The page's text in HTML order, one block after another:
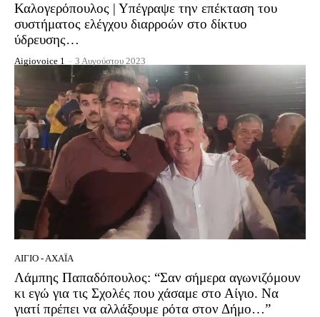
Καλογερόπουλος | Υπέγραψε την επέκταση του
συστήματος ελέγχου διαρροών στο δίκτυο
ύδρευσης…
Aigiovoice 1 - 3 Αυγούστου 2023
ΑΊΓΙΟ - ΑΧΑΪ́Α
Λάμπης Παπαδόπουλος: “Σαν σήμερα αγωνιζόμουν
κι εγώ για τις Σχολές που χάσαμε στο Αίγιο. Να
γιατί πρέπει να αλλάξουμε ρότα στον Δήμο…”